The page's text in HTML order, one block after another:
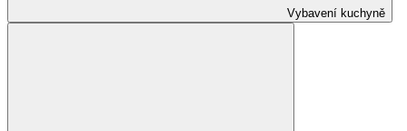
Vybavení kuchyně